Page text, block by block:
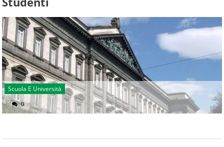
Scuola E Università
0